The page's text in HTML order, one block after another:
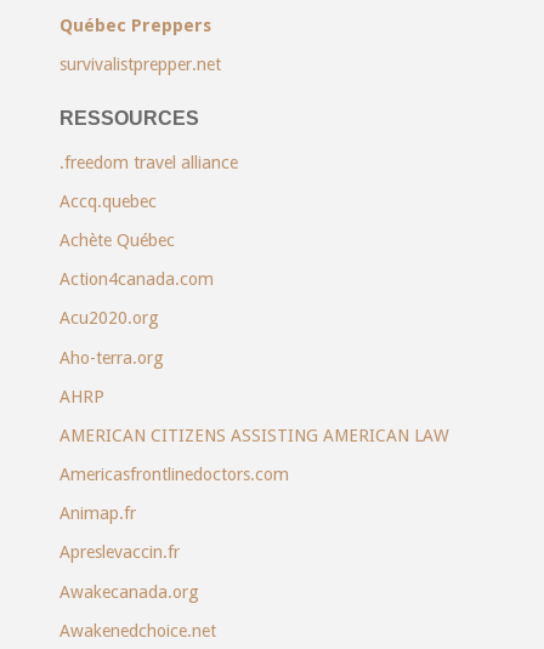
Québec Preppers
survivalistprepper.net
RESSOURCES
.freedom travel alliance
Accq.quebec
Achète Québec
Action4canada.com
Acu2020.org
Aho-terra.org
AHRP
AMERICAN CITIZENS ASSISTING AMERICAN LAW
Americasfrontlinedoctors.com
Animap.fr
Apreslevaccin.fr
Awakecanada.org
Awakenedchoice.net